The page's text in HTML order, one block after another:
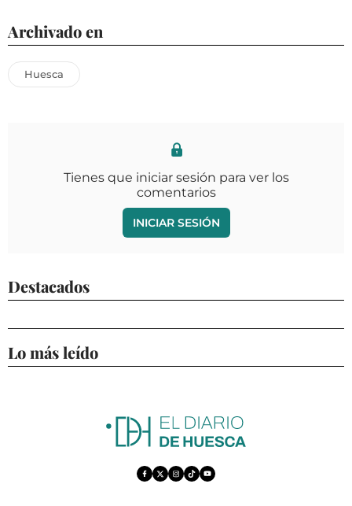
Archivado en
Huesca
Tienes que iniciar sesión para ver los
comentarios
INICIAR SESIÓN
Destacados
Lo más leído